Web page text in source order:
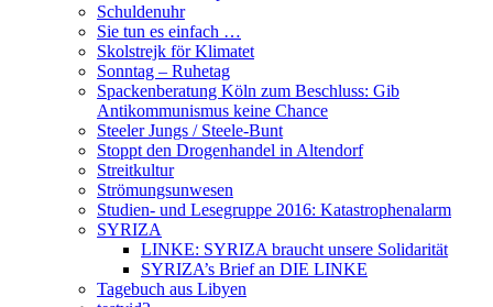
Schuldenuhr
Sie tun es einfach …
Skolstrejk för Klimatet
Sonntag – Ruhetag
Spackenberatung Köln zum Beschluss: Gib
Antikommunismus keine Chance
Steeler Jungs / Steele-Bunt
Stoppt den Drogenhandel in Altendorf
Streitkultur
Strömungsunwesen
Studien- und Lesegruppe 2016: Katastrophenalarm
SYRIZA
LINKE: SYRIZA braucht unsere Solidarität
SYRIZA’s Brief an DIE LINKE
Tagebuch aus Libyen